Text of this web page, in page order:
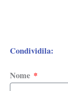
Condividila:
Nome